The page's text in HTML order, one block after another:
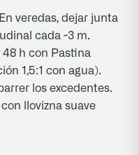
veredas, dejar junta
cada ~3 m.
h con Pastina
1,5:1 con agua).
los excedentes.
llovizna suave